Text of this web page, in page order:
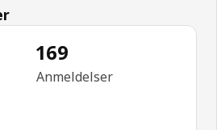
4.2 Ud af 5 Stjerner. Anmeldelser i
169
Anmeldelser